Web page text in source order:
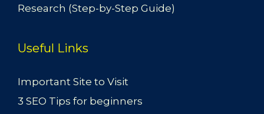
Research (Step-by-Step Guide)
Useful Links
Important Site to Visit
3 SEO Tips for beginners